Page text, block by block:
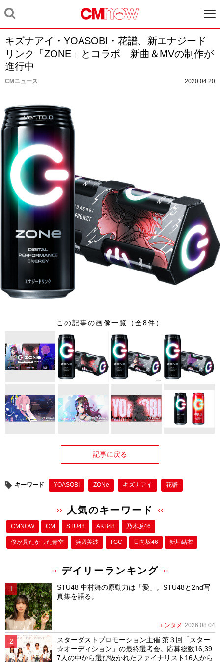
キズナアイ・YOASOBI・花譜、新エナジード
リンク「ZONE」とコラボ 新曲＆MVの制作が
進行中
CMニュース 2020.04.20
この記事の画像一覧（全8件）
記事に戻る
キーワード YOASOBI ZONe キズナアイ 花譜
人気のキーワード
CMNOW CM STU48 AKB48 乃木坂46
僕が⾒たかった⻘空 浜辺美波 TGC 日向坂46 新垣結衣
デイリーランキング
STU48 中村舞の原動力は「愛」。STU48と2nd写
真集を語る。
エンタメ 2026.08.04
スターダストプロモーション主催 第３回「スター
☆オーディション」の最終選考会。応募総数16,39
7人の中から選び抜かれたファイナリスト16人から